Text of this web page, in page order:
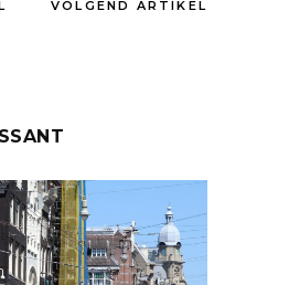
VOLGEND ARTIKEL